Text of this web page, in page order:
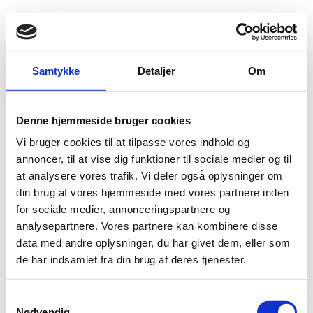
Samtykke Detaljer Om
Denne hjemmeside bruger cookies
Vi bruger cookies til at tilpasse vores indhold og
annoncer, til at vise dig funktioner til sociale medier og til
at analysere vores trafik. Vi deler også oplysninger om
din brug af vores hjemmeside med vores partnere inden
for sociale medier, annonceringspartnere og
analysepartnere. Vores partnere kan kombinere disse
data med andre oplysninger, du har givet dem, eller som
de har indsamlet fra din brug af deres tjenester.
Gå til forsiden Fold søgefelt ud
Menu
Flygtningenævnet
Baggrundsmateriale
Country Policy and Information Note Iraq: Internal
relocation, civil documentation and returns
30.09.2018 Bilag 1176UK Home OfficeIrak (I)
Indeholder oplysninger om muligheden for anvendelse af
internt flugtalternativ, identitetsdokumenter,
tilbagesendelse af irakiske statsborgere samt om
adgangsforholdene til KRI og områder udenfor KRI.
Download